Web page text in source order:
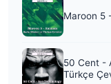
Maroon 5
50 Cent -
Türkçe